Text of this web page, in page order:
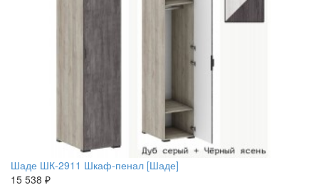
Шаде ШК-2911 Шкаф-пенал [Шаде]
15 538 ₽